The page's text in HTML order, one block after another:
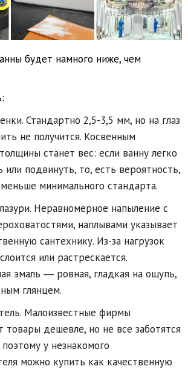
будет намного ниже, чем
Стандартно 2,5-3,5 мм, но на глаз
не получится. Косвенным
станет вес: если ванну легко
или подвинуть, то, есть вероятность,
минимального стандарта.
Неравномерное напыление с
наплывами указывает
сантехнику. Из-за нагрузок
или растрескается.
эмаль ― ровная, гладкая на ощупь,
глянцем.
Малоизвестные фирмы
товары дешевле, но не все заботятся
у незнакомого
можно купить как качественную